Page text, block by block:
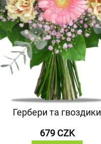
Гербери та гвоздики
679 CZK